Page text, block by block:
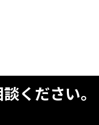
ください。